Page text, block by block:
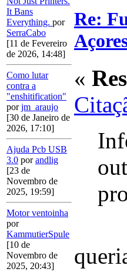
It Bans
Everything. por
SerraCabo
[11 de Fevereiro
de 2026, 14:48]
Como lutar
contra a
"enshitification"
porjm_araujo
[30 de Janeiro de
2026, 17:10]
Ajuda Pcb USB
3.0 porandlig
[23 de
Novembro de
2025, 19:59]
Motor ventoinha
por
KammutierSpule
[10 de
Novembro de
2025, 20:43]
Re:
«